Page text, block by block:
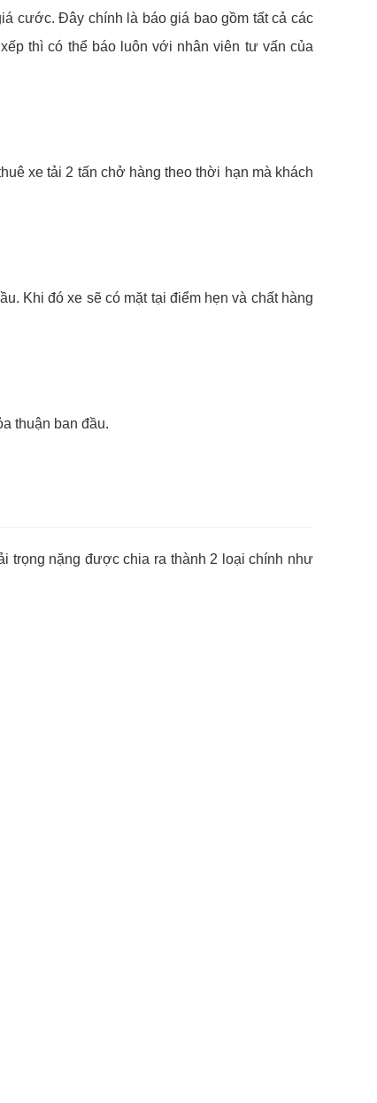
cước. Đây chính là báo giá bao gồm tất cả các
thì có thể báo luôn với nhân viên tư vấn của
xe tải 2 tấn chở hàng theo thời hạn mà khách
Khi đó xe sẽ có mặt tại điểm hẹn và chất hàng
thuận ban đầu.
trọng nặng được chia ra thành 2 loại chính như